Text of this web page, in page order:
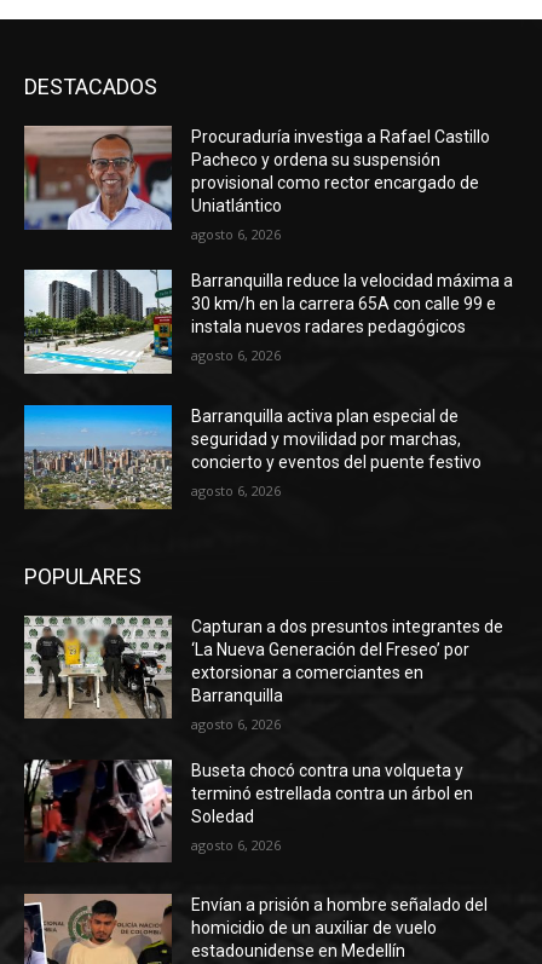
DESTACADOS
Procuraduría investiga a Rafael Castillo
Pacheco y ordena su suspensión
provisional como rector encargado de
Uniatlántico
agosto 6, 2026
Barranquilla reduce la velocidad máxima a
30 km/h en la carrera 65A con calle 99 e
instala nuevos radares pedagógicos
agosto 6, 2026
Barranquilla activa plan especial de
seguridad y movilidad por marchas,
concierto y eventos del puente festivo
agosto 6, 2026
POPULARES
Capturan a dos presuntos integrantes de
‘La Nueva Generación del Freseo’ por
extorsionar a comerciantes en
Barranquilla
agosto 6, 2026
Buseta chocó contra una volqueta y
terminó estrellada contra un árbol en
Soledad
agosto 6, 2026
Envían a prisión a hombre señalado del
homicidio de un auxiliar de vuelo
estadounidense en Medellín